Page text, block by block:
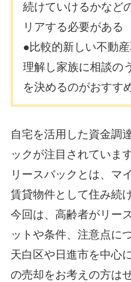
続けていけるかなど
リアする必要がある
●比較的新しい不動
理解し家族に相談の
を決めるのがおすす
自宅を活用した資金調
ックが注目されています
リースバックとは、マ
賃貸物件として住み続
今回は、高齢者がリー
ットや条件、注意点に
天白区や日進市を中心
の売却をお考えの方は